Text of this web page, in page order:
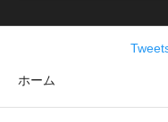
ホーム